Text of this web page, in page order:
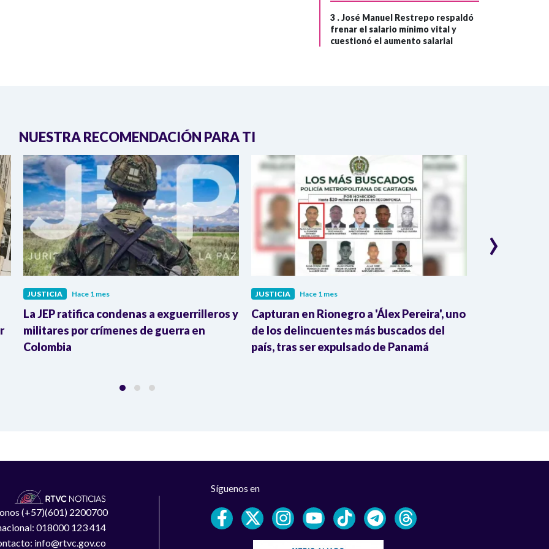
3 .José Manuel Restrepo respaldó
frenar el salario mínimo vital y
cuestionó el aumento salarial
NUESTRA RECOMENDACIÓN PARA TI
JUSTICIA Hace 1 mes
La JEP ratifica condenas a exguerrilleros y
militares por crímenes de guerra en
Colombia
JUSTICIA Hace 1 mes
Capturan en Rionegro a 'Álex Pereira', uno
de los delincuentes más buscados del
país, tras ser expulsado de Panamá
›
(+57)(601) 2200700
018000 123 414
info@rtvc.gov.co
Síguenos en